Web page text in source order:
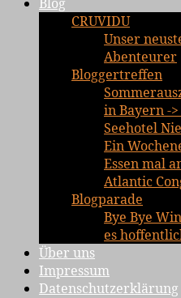
CRUVIDU
Unser
Abenteurer
Bloggertreffen
in Bayern -
Seehotel
Ein
Essen mal
Atlantic
Blogparade
Bye Bye
es
Über uns
Impressum
Datenschutzerklärung